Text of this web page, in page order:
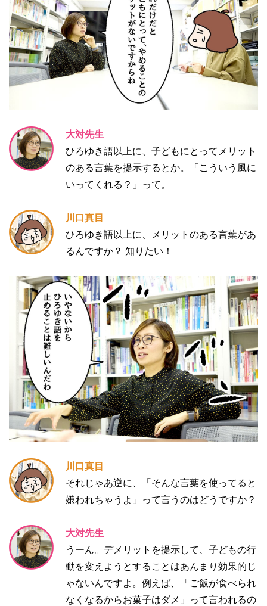
大対先生
ひろゆき語以上に、子どもにとってメリット
のある言葉を提示するとか。「こういう風に
いってくれる？」って。
川口真目
ひろゆき語以上に、メリットのある言葉があ
るんですか？ 知りたい！
川口真目
それじゃあ逆に、「そんな言葉を使ってると
嫌われちゃうよ」って言うのはどうですか？
大対先生
うーん。デメリットを提示して、子どもの行
動を変えようとすることはあんまり効果的じ
ゃないんですよ。例えば、「ご飯が食べられ
なくなるからお菓子はダメ」って言われるの